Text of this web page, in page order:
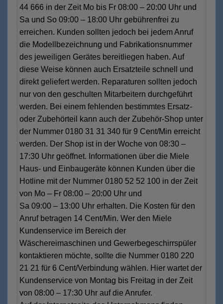
44 666 in der Zeit Mo bis Fr 08:00 – 20:00 Uhr und
Sa und So 09:00 – 18:00 Uhr gebührenfrei zu
erreichen. Kunden sollten jedoch bei jedem Anruf
die Modellbezeichnung und Fabrikationsnummer
des jeweiligen Gerätes bereitliegen haben. Auf
diese Weise können auch Ersatzteile schnell und
direkt geliefert werden. Reparaturen sollten jedoch
nur von den geschulten Mitarbeitern durchgeführt
werden. Bei einem fehlenden bestimmtes Ersatz-
oder Zubehörteil kann auch der Zubehör-Shop unter
der Nummer 0180 31 31 340 für 9 Cent/Min erreicht
werden. Der Shop ist in der Woche von 08:30 –
17:30 Uhr geöffnet. Informationen über die Miele
Haus- und Einbaugeräte können Kunden über die
Hotline mit der Nummer 0180 52 52 100 in der Zeit
von Mo – Fr 08:00 – 20:00 Uhr und
Sa 09:00 – 13:00 Uhr erhalten. Die Kosten für den
Anruf betragen 14 Cent/Min. Wer den Miele
Kundenservice im Bereich der
Wäschereimaschinen und Gewerbegeschirrspüler
kontaktieren möchte, sollte die Nummer 0180 220
21 21 für 6 Cent/Verbindung wählen. Hier wartet der
Kundenservice von Montag bis Freitag in der Zeit
von 08:00 – 17:30 Uhr auf die Anrufer.